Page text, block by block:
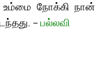
நோக்கி நான்
– பல்லவி